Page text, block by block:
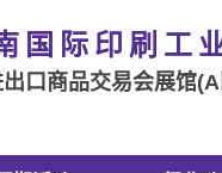
国际印刷工
口商品交易会展馆